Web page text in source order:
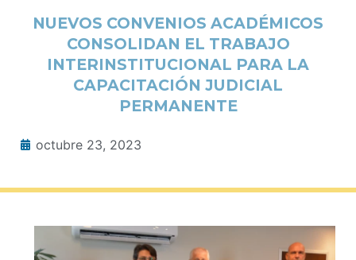
NUEVOS CONVENIOS ACADÉMICOS
CONSOLIDAN EL TRABAJO
INTERINSTITUCIONAL PARA LA
CAPACITACIÓN JUDICIAL
PERMANENTE
octubre 23, 2023